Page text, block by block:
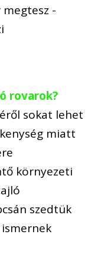
-
rovarok?
sokat lehet
miatt
környezeti
szedtük